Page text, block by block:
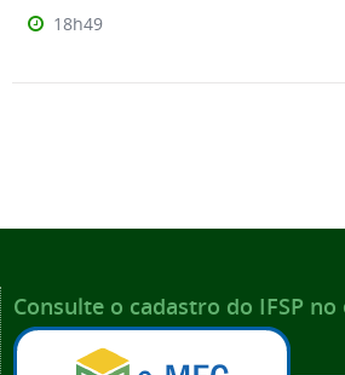
18h49
Consulte o cadastro do IFSP no